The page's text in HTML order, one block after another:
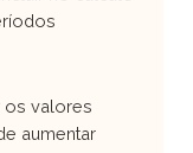
os valores
aumentar